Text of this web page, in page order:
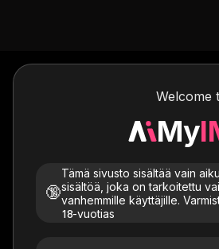
Welcome
My
🔞
Tämä sivusto sisältää vain
sisältöä, joka on tarkoitettu
vanhemmille käyttäjille.
18-vuotiasTekoäly luo